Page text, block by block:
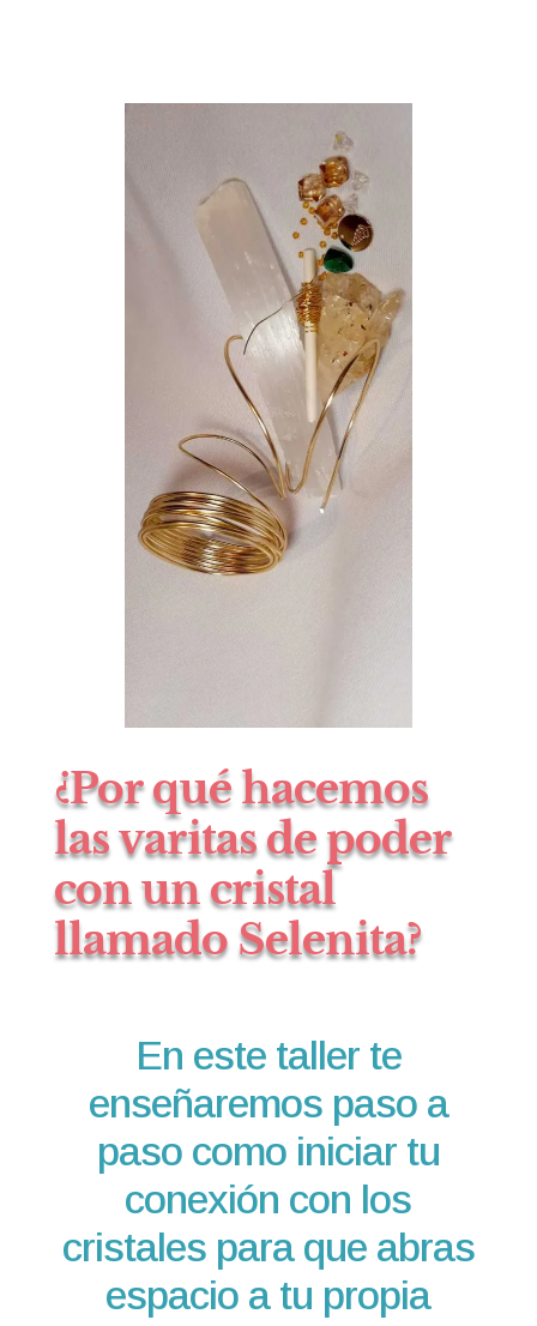
¿Por qué hacemos
las varitas de poder
con un cristal
llamado Selenita?
En este taller te
enseñaremos paso a
paso como iniciar tu
conexión con los
cristales para que abras
espacio a tu propia